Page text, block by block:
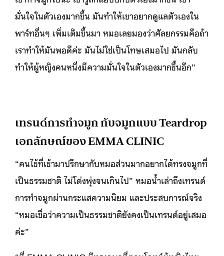
มั่นใจในตัวเองมากขึ้น มันทำให้เขาอยากดูแลตัวเองใน
พาร์ทอื่นๆ เพิ่มเติมขึ้นมา หมอเลยมองว่าศัลยกรรมคือถ้า
เราทำให้มันพอดีค่ะ มันไม่ใช่เป็นโทษเสมอไป มันกลับ
ทำให้ผู้หญิงคนหนึ่งมีความมั่นใจในตัวเองมากขึ้นอีก”
เทรนด์การทำจมูก กับจมูกแบบ Teardrop
เอกลักษณ์ของ EMMA CLINIC
“คนไข้ที่เข้ามาปรึกษากับหมอส่วนมากอยากได้ทรงจมูกที่
เป็นธรรมชาติ ไม่โด่งพุ่งจนเกินไป” หมอน้ำเล่าถึงเทรนด์
การทำจมูกผ่านกระแสความนิยม และประสบการณ์จริง
“หมอเชื่อว่าความเป็นธรรมชาติยังคงเป็นเทรนด์อยู่เสมอ
ค่ะ”